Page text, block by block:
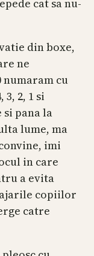
cat sa nu-
din boxe,
ne
numaram cu
3, 2, 1 si
si pana la
lume, ma
imi
in care
a evita
copiilor
catre